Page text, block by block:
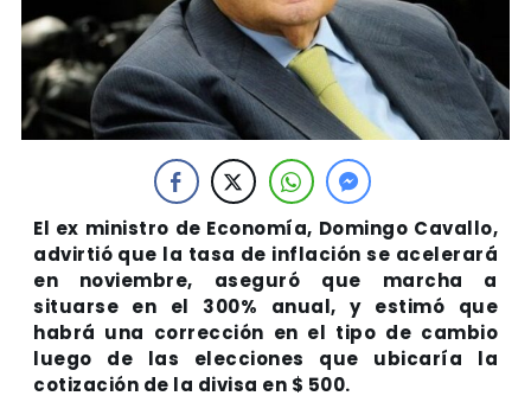
El ex ministro de Economía, Domingo Cavallo,
advirtió que la tasa de inflación se acelerará
en noviembre, aseguró que marcha a
situarse en el 300% anual, y estimó que
habrá una corrección en el tipo de cambio
luego de las elecciones que ubicaría la
cotización de la divisa en $ 500.